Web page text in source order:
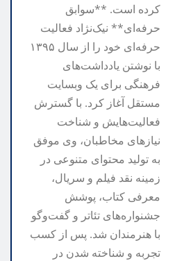
کرده است. **سوابق
حرفه‌ای** نیک‌نژاد فعالیت
حرفه‌ای خود را از سال ۱۳۹۵
با نوشتن یادداشت‌های
فرهنگی برای یک وبسایت
مستقل آغاز کرد. با گسترش
فعالیت‌هایش و شناخت
نیازهای مخاطبان، وی موفق
به تولید محتوای متنوعی در
زمینه نقد فیلم و سریال،
معرفی کتاب، پوشش
جشنواره‌های تئاتر و گفت‌وگو
با هنرمندان شد. پس از کسب
تجربه و شناخته شدن در